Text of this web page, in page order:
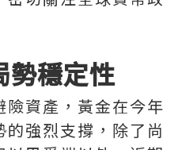
勢穩定性
資產，黃金在今年
強烈支撐，除了尚